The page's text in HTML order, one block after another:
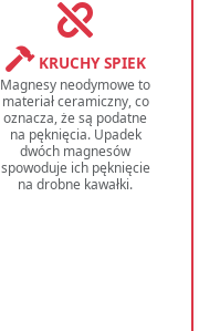
KRUCHY SPIEK
Magnesy neodymowe to
materiał ceramiczny, co
oznacza, że są podatne
na pęknięcia. Upadek
dwóch magnesów
spowoduje ich pęknięcie
na drobne kawałki.